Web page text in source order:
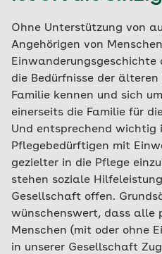
Ohne Unterstützung von
Angehörigen von
Einwanderungsgeschichte
die Bedürfnisse der
Familie kennen und sich
einerseits die Familie für
Und entsprechend wichtig
Pflegebedürftigen mit
gezielter in die Pflege
stehen soziale
Gesellschaft offen.
wünschenswert, dass alle
Menschen (mit oder ohne
in unserer Gesellschaft